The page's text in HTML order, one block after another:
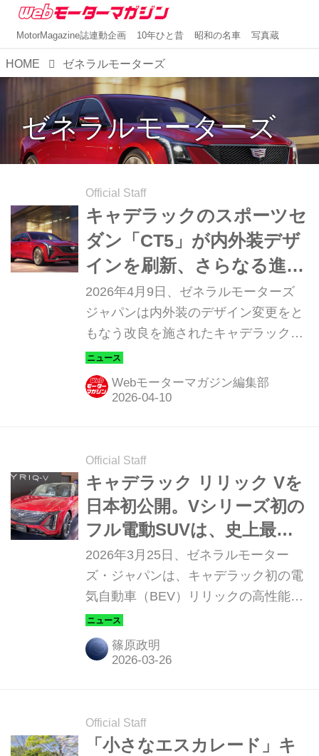
MotorMagazine誌連動企画 10年ひと昔 昭和の名車 写真蔵
HOME ゼネラルモーターズ
ゼネラルモーターズ
Official Staff
キャデラックのスポーツセ
ダン「CT5」が内外装デザ
インを刷新、さらなる進化
を遂げて日本に再上陸
2026年4月9日、ゼネラルモーターズ
ジャパンは内外装のデザイン変更をと
もなう改良を施されたキャデラックブ
ランドのスポーツセダン、「CT5」の
販売を開始したことを発表。
Webモーターマガジン編集部
Official Staff
キャデラック リリック Vを
日本初公開。Vシリーズ初の
フル電動SUVは、史上最速
のキャデラックに
2026年3月25日、ゼネラルモーター
ズ・ジャパンは、キャデラック初の電
気自動車（BEV）リリックの高性能モ
デル「リリック V（CADILLAC LYRIQ-
V）」の販売を開始すると発表した。
篠原政明
Official Staff
「小さなエスカレード」キ